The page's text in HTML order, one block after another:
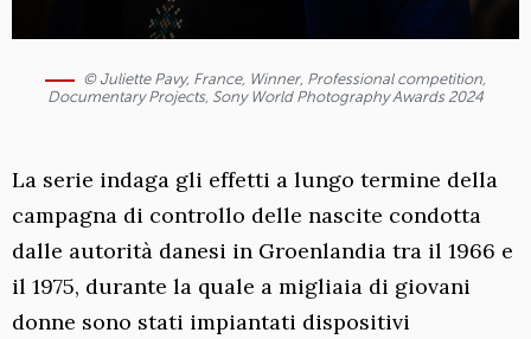
© Juliette Pavy, France, Winner, Professional competition,
Documentary Projects, Sony World Photography Awards 2024
La serie indaga gli effetti a lungo termine della
campagna di controllo delle nascite condotta
dalle autorità danesi in Groenlandia tra il 1966 e
il 1975, durante la quale a migliaia di giovani
donne sono stati impiantati dispositivi